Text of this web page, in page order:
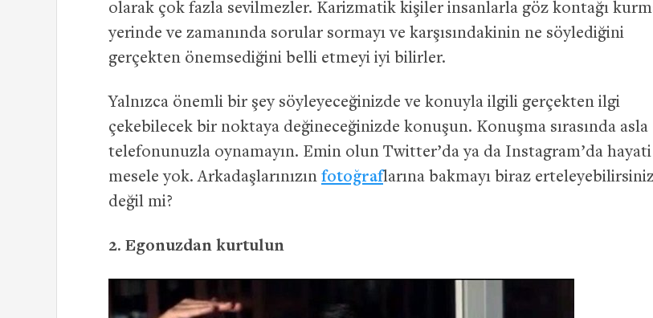
olarak çok fazla sevilmezler. Karizmatik kişiler insanlarla göz kontağı
yerinde ve zamanında sorular sormayı ve karşısındakinin ne söylediğini
gerçekten önemsediğini belli etmeyi iyi bilirler.
Yalnızca önemli bir şey söyleyeceğinizde ve konuyla ilgili gerçekten ilgi
çekebilecek bir noktaya değineceğinizde konuşun. Konuşma sırasında asla
telefonunuzla oynamayın. Emin olun Twitter’da ya da Instagram’da
mesele yok. Arkadaşlarınızın fotoğraflarına bakmayı biraz
değil mi?
2. Egonuzdan kurtulun